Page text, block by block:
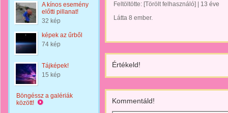
A kínos esemény
előtti pillanat!
32 kép
képek az űrből
74 kép
Tájképek!
15 kép
Böngéssz a galériák
között!
Feltöltötte: [Törölt felhasználó]
13 éve
Látta 8 ember.
Értékeld!
Kommentáld!